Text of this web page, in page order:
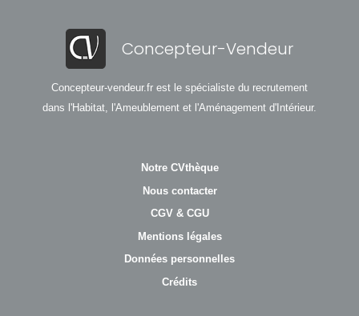
Concepteur-Vendeur
Concepteur-vendeur.fr est le spécialiste du recrutement
dans l'Habitat, l'Ameublement et l'Aménagement d'Intérieur.
Notre CVthèque
Nous contacter
CGV & CGU
Mentions légales
Données personnelles
Crédits